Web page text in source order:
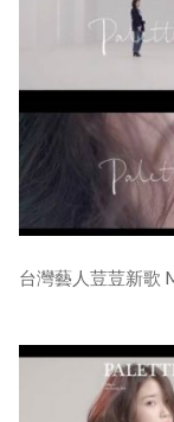
台灣藝人荳荳新歌